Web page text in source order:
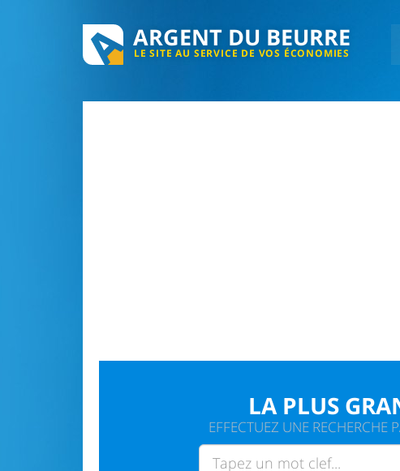
ARGENT DU BEURRE
LE SITE AU SERVICE DE VOS ÉCONOMIES
LA PLUS
EFFECTUEZ UNE RECHERCHE